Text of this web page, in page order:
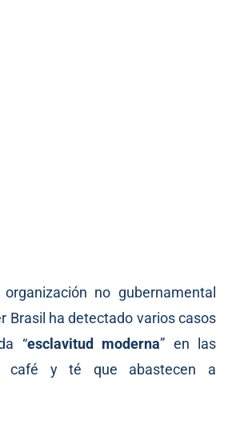
no gubernamental
Brasil ha detectado varios casos
“esclavitud moderna” en las
café y té que abastecen a